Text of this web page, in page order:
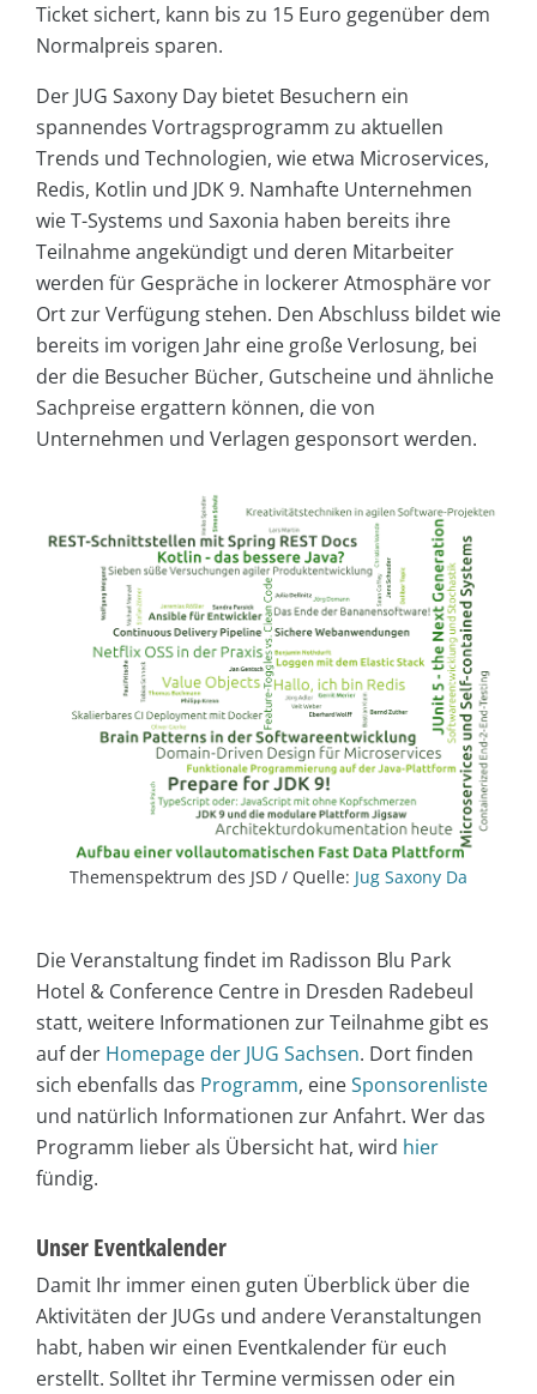
Ticket sichert, kann bis zu 15 Euro gegenüber dem
Normalpreis sparen.
Der JUG Saxony Day bietet Besuchern ein
spannendes Vortragsprogramm zu aktuellen
Trends und Technologien, wie etwa Microservices,
Redis, Kotlin und JDK 9. Namhafte Unternehmen
wie T-Systems und Saxonia haben bereits ihre
Teilnahme angekündigt und deren Mitarbeiter
werden für Gespräche in lockerer Atmosphäre vor
Ort zur Verfügung stehen. Den Abschluss bildet wie
bereits im vorigen Jahr eine große Verlosung, bei
der die Besucher Bücher, Gutscheine und ähnliche
Sachpreise ergattern können, die von
Unternehmen und Verlagen gesponsort werden.
Themenspektrum des JSD / Quelle: Jug Saxony Da
Die Veranstaltung findet im Radisson Blu Park
Hotel & Conference Centre in Dresden Radebeul
statt, weitere Informationen zur Teilnahme gibt es
auf der Homepage der JUG Sachsen. Dort finden
sich ebenfalls das Programm, eineSponsorenliste
und natürlich Informationen zur Anfahrt. Wer das
Programm lieber als Übersicht hat, wird hier
fündig.
Unser Eventkalender
Damit Ihr immer einen guten Überblick über die
Aktivitäten der JUGs und andere Veranstaltungen
habt, haben wir einen Eventkalender für euch
erstellt. Solltet ihr Termine vermissen oder ein